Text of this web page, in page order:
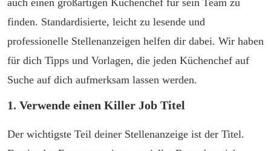
auch einen großartigen Küchenchef für sein Team zu
finden. Standardisierte, leicht zu lesende und
professionelle Stellenanzeigen helfen dir dabei. Wir haben
für dich Tipps und Vorlagen, die jeden Küchenchef auf
Suche auf dich aufmerksam lassen werden.
1. Verwende einen Killer Job Titel
Der wichtigste Teil deiner Stellenanzeige ist der Titel.